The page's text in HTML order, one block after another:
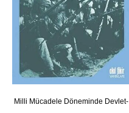
Milli Mücadele Döneminde Devlet-